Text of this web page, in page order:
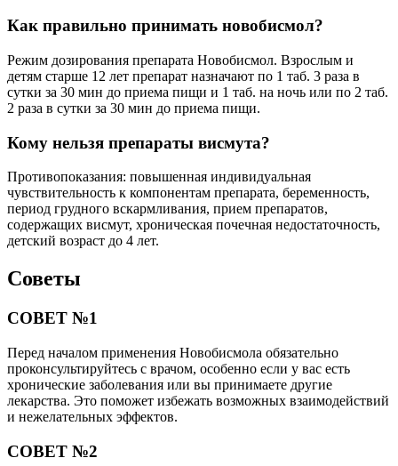
Как правильно принимать новобисмол?
Режим дозирования препарата Новобисмол. Взрослым и
детям старше 12 лет препарат назначают по 1 таб. 3 раза в
сутки за 30 мин до приема пищи и 1 таб. на ночь или по 2 таб.
2 раза в сутки за 30 мин до приема пищи.
Кому нельзя препараты висмута?
Противопоказания: повышенная индивидуальная
чувствительность к компонентам препарата, беременность,
период грудного вскармливания, прием препаратов,
содержащих висмут, хроническая почечная недостаточность,
детский возраст до 4 лет.
Советы
СОВЕТ №1
Перед началом применения Новобисмола обязательно
проконсультируйтесь с врачом, особенно если у вас есть
хронические заболевания или вы принимаете другие
лекарства. Это поможет избежать возможных взаимодействий
и нежелательных эффектов.
СОВЕТ №2